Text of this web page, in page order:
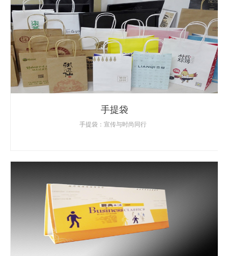
手提袋
手提袋：宣传与时尚同行